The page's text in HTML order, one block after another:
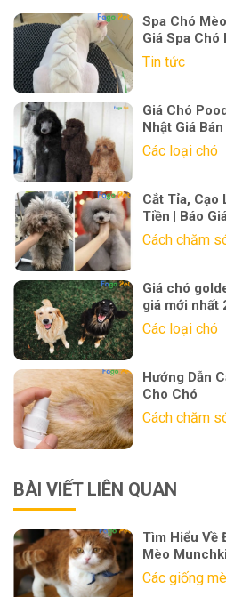
Spa Chó
Giá Spa Chó
Tin tức
Giá Chó
Nhật Giá
Các loại chó
Cắt Tỉa, Cạo
Tiền | Báo
Cách chăm
Giá chó
giá mới nhất
Các loại chó
Hướng Dẫn
Cho Chó
Cách chăm
BÀI VIẾT LIÊN QUAN
Tìm Hiểu Về
Mèo
Các giống